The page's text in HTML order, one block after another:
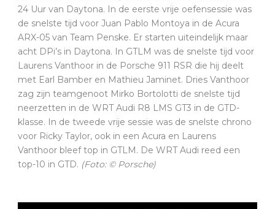
24 Uur van Daytona. In de eerste vrije oefensessie was
de snelste tijd voor Juan Pablo Montoya in de Acura
ARX-05 van Team Penske. Er starten uiteindelijk maar
acht DPi’s in Daytona. In GTLM was de snelste tijd voor
Laurens Vanthoor in de Porsche 911 RSR die hij deelt
met Earl Bamber en Mathieu Jaminet. Dries Vanthoor
zag zijn teamgenoot Mirko Bortolotti de snelste tijd
neerzetten in de WRT Audi R8 LMS GT3 in de GTD-
klasse. In de tweede vrije sessie was de snelste chrono
voor Ricky Taylor, ook in een Acura en Laurens
Vanthoor bleef top in GTLM. De WRT Audi reed een
top-10 in GTD. (Foto: © Porsche)